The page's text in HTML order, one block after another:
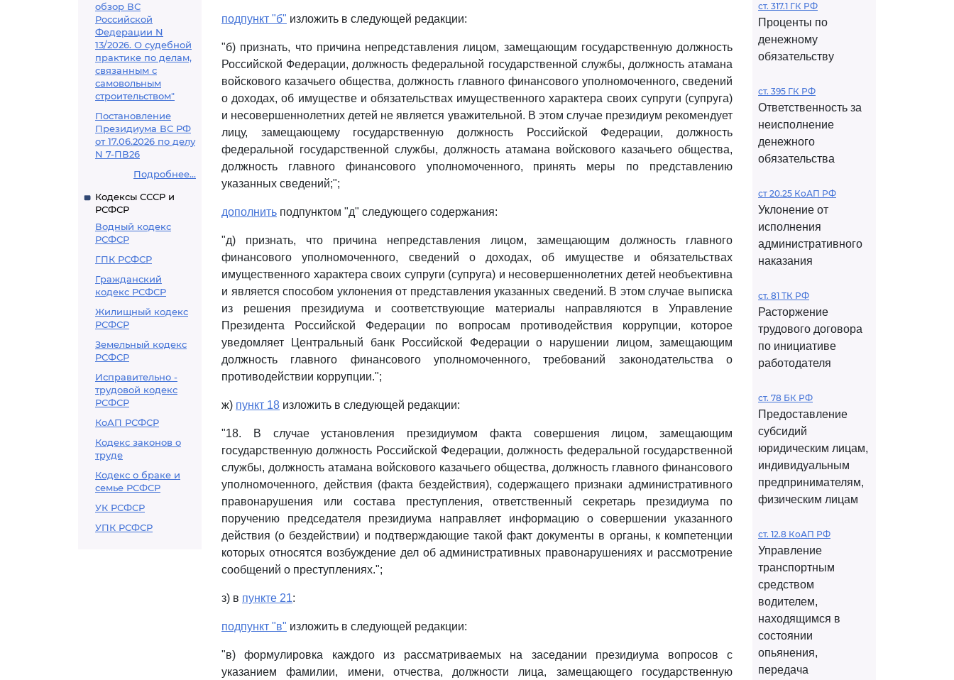
обзор ВС
Российской
Федерации N
13/2026. О судебной
практике по делам,
связанным с
самовольным
строительством"
Постановление
Президиума ВС РФ
от 17.06.2026 по делу
N 7-ПВ26
Подробнее...
Кодексы СССР и
РСФСР
Водный кодекс
РСФСР
ГПК РСФСР
Гражданский
кодекс РСФСР
Жилищный кодекс
РСФСР
Земельный кодекс
РСФСР
Исправительно -
трудовой кодекс
РСФСР
КоАП РСФСР
Кодекс законов о
труде
Кодекс о браке и
семье РСФСР
УК РСФСР
УПК РСФСР
подпункт "б" изложить в следующей редакции:
"б) признать, что причина непредставления лицом, замещающим государственную должность
Российской Федерации, должность федеральной государственной службы, должность атамана
войскового казачьего общества, должность главного финансового уполномоченного, сведений
о доходах, об имуществе и обязательствах имущественного характера своих супруги (супруга)
и несовершеннолетних детей не является уважительной. В этом случае президиум рекомендует
лицу, замещающему государственную должность Российской Федерации, должность
федеральной государственной службы, должность атамана войскового казачьего общества,
должность главного финансового уполномоченного, принять меры по представлению
указанных сведений;";
дополнить подпунктом "д" следующего содержания:
"д) признать, что причина непредставления лицом, замещающим должность главного
финансового уполномоченного, сведений о доходах, об имуществе и обязательствах
имущественного характера своих супруги (супруга) и несовершеннолетних детей необъективна
и является способом уклонения от представления указанных сведений. В этом случае выписка
из решения президиума и соответствующие материалы направляются в Управление
Президента Российской Федерации по вопросам противодействия коррупции, которое
уведомляет Центральный банк Российской Федерации о нарушении лицом, замещающим
должность главного финансового уполномоченного, требований законодательства о
противодействии коррупции.";
ж) пункт 18 изложить в следующей редакции:
"18. В случае установления президиумом факта совершения лицом, замещающим
государственную должность Российской Федерации, должность федеральной государственной
службы, должность атамана войскового казачьего общества, должность главного финансового
уполномоченного, действия (факта бездействия), содержащего признаки административного
правонарушения или состава преступления, ответственный секретарь президиума по
поручению председателя президиума направляет информацию о совершении указанного
действия (о бездействии) и подтверждающие такой факт документы в органы, к компетенции
которых относятся возбуждение дел об административных правонарушениях и рассмотрение
сообщений о преступлениях.";
з) в пункте 21:
подпункт "в" изложить в следующей редакции:
"в) формулировка каждого из рассматриваемых на заседании президиума вопросов с
указанием фамилии, имени, отчества, должности лица, замещающего государственную
ст. 317.1 ГК РФ
Проценты по
денежному
обязательству
ст. 395 ГК РФ
Ответственность за
неисполнение
денежного
обязательства
ст 20.25 КоАП РФ
Уклонение от
исполнения
административного
наказания
ст. 81 ТК РФ
Расторжение
трудового договора
по инициативе
работодателя
ст. 78 БК РФ
Предоставление
субсидий
юридическим лицам,
индивидуальным
предпринимателям,
физическим лицам
ст. 12.8 КоАП РФ
Управление
транспортным
средством
водителем,
находящимся в
состоянии
опьянения,
передача